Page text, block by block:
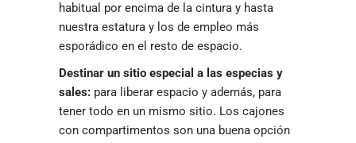
habitual por encima de la cintura y hasta
nuestra estatura y los de empleo más
esporádico en el resto de espacio.
Destinar un sitio especial a las especias y
sales: para liberar espacio y además, para
tener todo en un mismo sitio. Los cajones
con compartimentos son una buena opción